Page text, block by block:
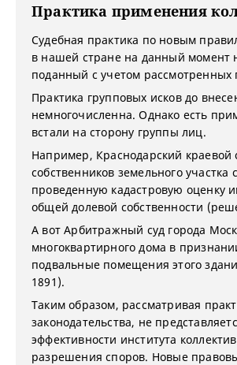
Практика применения
Судебная практика по новым
в нашей стране на данный момент
поданный с учетом рассмотренных
Практика групповых исков до
немногочисленна. Однако есть
встали на сторону группы лиц.
Например, Краснодарский краевой
собственников земельного
проведенную кадастровую оценку
общей долевой собственности
А вот Арбитражный суд города
многоквартирного дома в
подвальные помещения этого
1891).
Таким образом, рассматривая
законодательства, не
эффективности института
разрешения споров. Новые